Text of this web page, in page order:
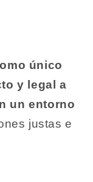
único
y legal a
un entorno
justas e